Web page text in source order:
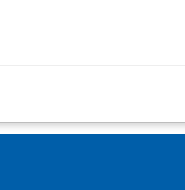
o wysoką jakość